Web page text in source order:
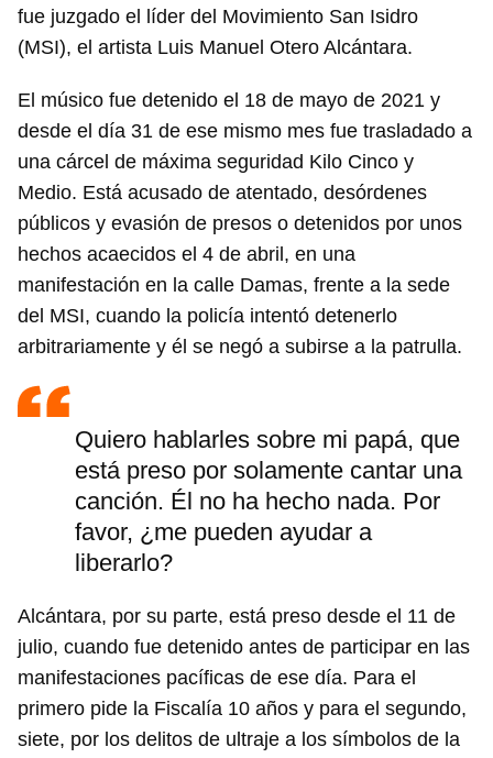
fue juzgado el líder del Movimiento San Isidro
(MSI), el artista Luis Manuel Otero Alcántara.
El músico fue detenido el 18 de mayo de 2021 y
desde el día 31 de ese mismo mes fue trasladado a
una cárcel de máxima seguridad Kilo Cinco y
Medio. Está acusado de atentado, desórdenes
públicos y evasión de presos o detenidos por unos
hechos acaecidos el 4 de abril, en una
manifestación en la calle Damas, frente a la sede
del MSI, cuando la policía intentó detenerlo
arbitrariamente y él se negó a subirse a la patrulla.
Quiero hablarles sobre mi papá, que
está preso por solamente cantar una
canción. Él no ha hecho nada. Por
favor, ¿me pueden ayudar a
liberarlo?
Alcántara, por su parte, está preso desde el 11 de
julio, cuando fue detenido antes de participar en las
manifestaciones pacíficas de ese día. Para el
primero pide la Fiscalía 10 años y para el segundo,
siete, por los delitos de ultraje a los símbolos de la